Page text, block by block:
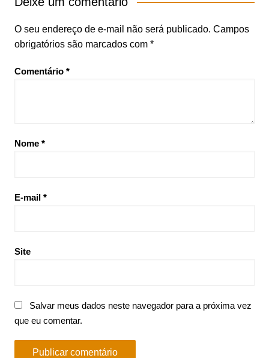
O seu endereço de e-mail não será publicado. Campos
obrigatórios são marcados com *
Comentário *
Nome *
E-mail *
Site
Salvar meus dados neste navegador para a próxima vez
que eu comentar.